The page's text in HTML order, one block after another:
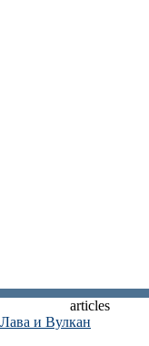
articles
Лава и Вулкан